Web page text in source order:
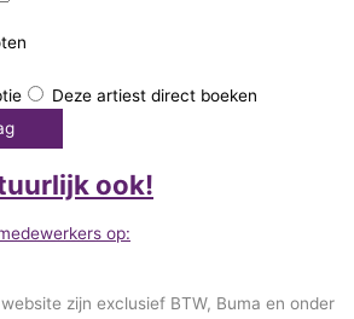
Deze artiest direct boeken
ook!
op:
zijn exclusief BTW, Buma en onder